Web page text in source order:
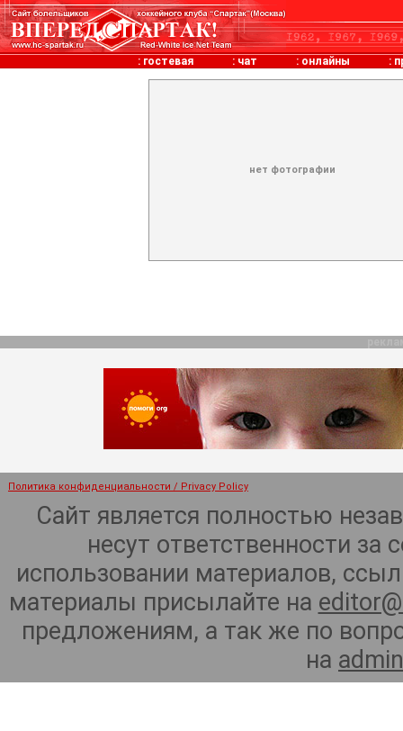
: гостевая : чат : онлайны :
нет фотографии
Политика конфиденциальности / Privacy Policy
Сайт является полностью
несут ответственности
использовании материалов,
материалы присылайте на
предложениям, а так же по
на